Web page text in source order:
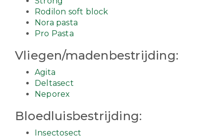
Rodilon soft block
Nora pasta
Pro Pasta
Vliegen/madenbestrijding:
Agita
Deltasect
Neporex
Bloedluisbestrijding:
Insectosect